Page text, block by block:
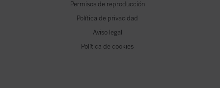
Permisos de reproducción
Política de privacidad
Aviso legal
Política de cookies